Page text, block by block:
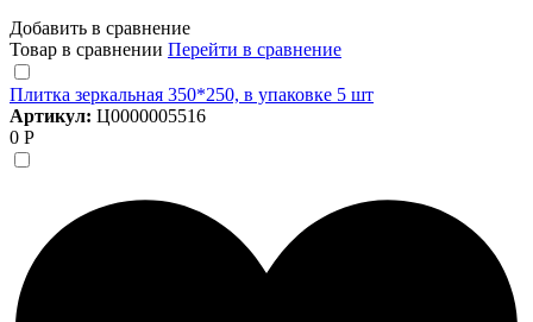
Добавить в сравнение
Товар в сравнении Перейти в сравнение
Плитка зеркальная 350*250, в упаковке 5 шт
Артикул: Ц0000005516
0 Р